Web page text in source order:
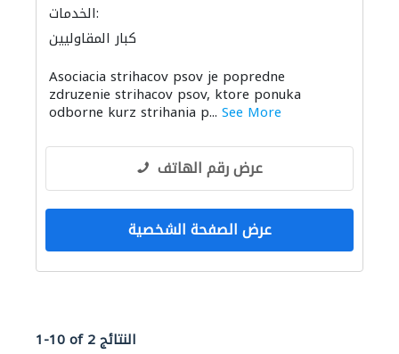
الخدمات:
كبار المقاوليين
Asociacia strihacov psov je popredne
zdruzenie strihacov psov, ktore ponuka
odborne kurz strihania p... See More
عرض رقم الهاتف
عرض الصفحة الشخصية
1-10 of 2 النتائج